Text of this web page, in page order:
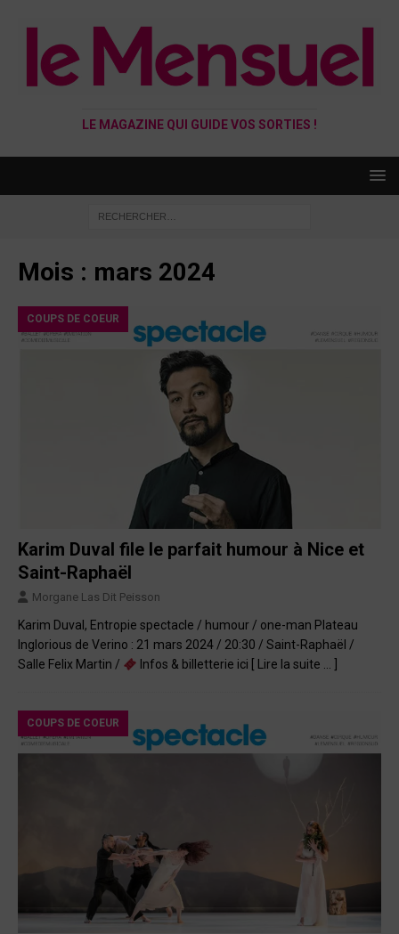
LE MAGAZINE QUI GUIDE VOS SORTIES !
Mois : mars 2024
COUPS DE COEUR
Karim Duval file le parfait humour à Nice et
Saint-Raphaël
Morgane Las Dit Peisson
Karim Duval, Entropie spectacle / humour / one-man Plateau
Inglorious de Verino : 21 mars 2024 / 20:30 / Saint-Raphaël /
Salle Felix Martin /
Infos & billetterie ici [ Lire la suite … ]
COUPS DE COEUR